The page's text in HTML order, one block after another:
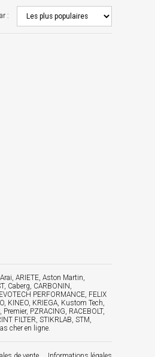
:
ARIETE, Aston Martin,
Caberg, CARBONIN,
PERFORMANCE, FELIX
KINEO, KRIEGA, Kustom Tech,
PZRACING, RACEBOLT,
FILTER, STIKRLAB, STM,
cher en ligne.